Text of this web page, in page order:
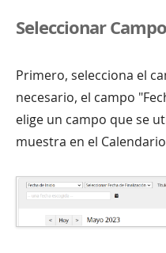
Seleccionar
Primero, selecciona el
necesario, el campo
elige un campo que se
muestra en el